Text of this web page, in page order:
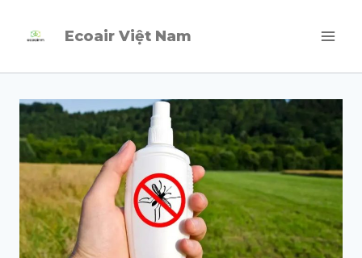
Ecoair Việt Nam